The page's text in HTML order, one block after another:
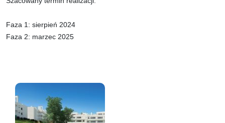
Faza 1: sierpień 2024
Faza 2: marzec 2025